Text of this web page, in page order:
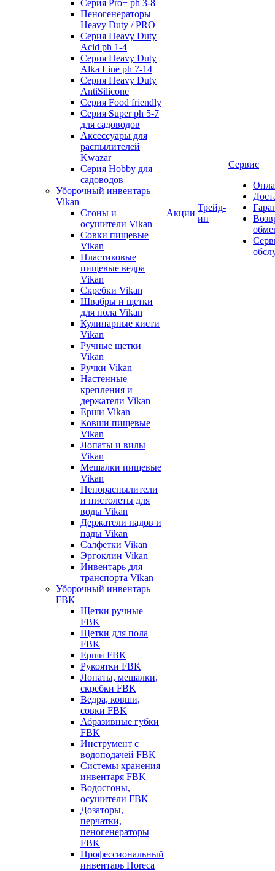
Серия Pro+ ph 3-8
Пеногенераторы
Heavy Duty / PRO+
Серия Heavy Duty
Acid ph 1-4
Серия Heavy Duty
Alka Line ph 7-14
Серия Heavy Duty
AntiSilicone
Серия Food friendly
Серия Super ph 5-7
для садоводов
Аксессуары для
распылителей
Kwazar
Серия Hobby для
садоводов
Уборочный инвентарь
Vikan
Сгоны и
осушители Vikan
Совки пищевые
Vikan
Пластиковые
пищевые ведра
Vikan
Скребки Vikan
Швабры и щетки
для пола Vikan
Кулинарные кисти
Vikan
Ручные щетки
Vikan
Ручки Vikan
Настенные
крепления и
держатели Vikan
Ерши Vikan
Ковши пищевые
Vikan
Лопаты и вилы
Vikan
Мешалки пищевые
Vikan
Пенораспылители
и пистолеты для
воды Vikan
Держатели падов и
пады Vikan
Салфетки Vikan
Эргоклин Vikan
Инвентарь для
транспорта Vikan
Уборочный инвентарь
FBK
Щетки ручные
FBK
Щетки для пола
FBK
Ерши FBK
Рукоятки FBK
Лопаты, мешалки,
скребки FBK
Ведра, ковши,
совки FBK
Абразивные губки
FBK
Инструмент с
водоподачей FBK
Системы хранения
инвентаря FBK
Водосгоны,
осушители FBK
Дозаторы,
перчатки,
пеногенераторы
FBK
Профессиональный
инвентарь Horeca
Акции
Трейд-
ин
Сервис